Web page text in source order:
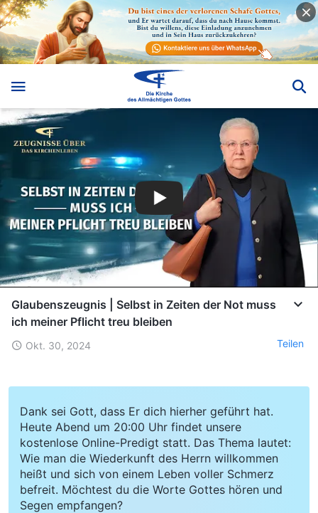
Glaubenszeugnis | Selbst in Zeiten der Not muss
ich meiner Pflicht treu bleiben
Okt. 30, 2024 Teilen
Dank sei Gott, dass Er dich hierher geführt hat.
Heute Abend um 20:00 Uhr findet unsere
kostenlose Online-Predigt statt. Das Thema lautet:
Wie man die Wiederkunft des Herrn willkommen
heißt und sich von einem Leben voller Schmerz
befreit. Möchtest du die Worte Gottes hören und
Segen empfangen?